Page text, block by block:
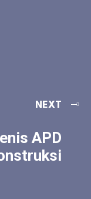
NEXT
APD